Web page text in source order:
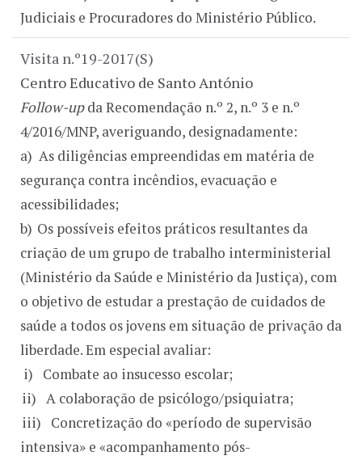
Judiciais e Procuradores do Ministério Público.
Visita n.º19-2017(S)
Centro Educativo de Santo António
Follow-upda Recomendação n.º 2, n.º 3 e n.º
4/2016/MNP, averiguando, designadamente:
a) As diligências empreendidas em matéria de
segurança contra incêndios, evacuação e
acessibilidades;
b) Os possíveis efeitos práticos resultantes da
criação de um grupo de trabalho interministerial
(Ministério da Saúde e Ministério da Justiça), com
o objetivo de estudar a prestação de cuidados de
saúde a todos os jovens em situação de privação da
liberdade. Em especial avaliar:
i)
Combate ao insucesso escolar;
ii) A colaboração de psicólogo/psiquiatra;
iii)
Concretização do «período de supervisão
intensiva» e «acompanhamento pós-